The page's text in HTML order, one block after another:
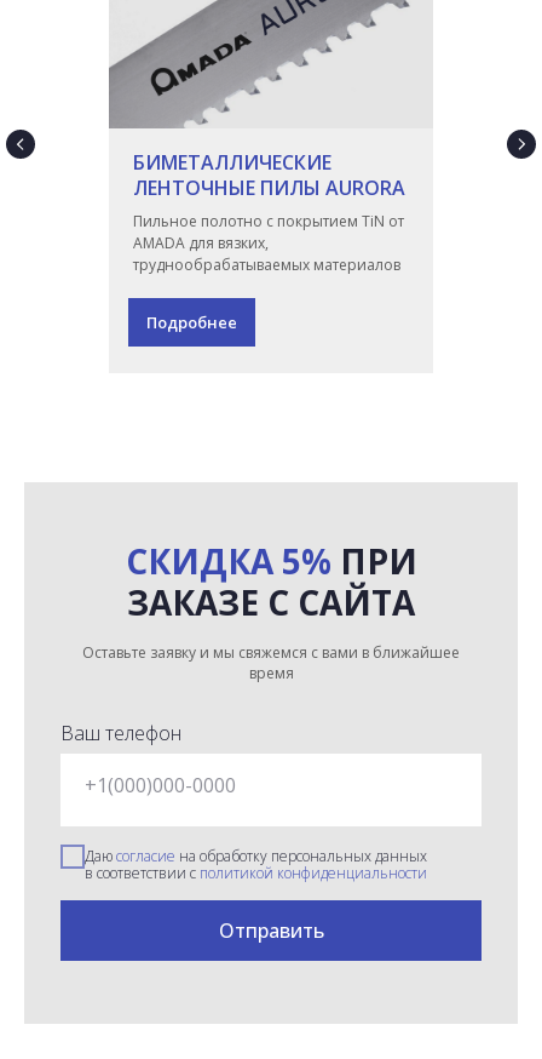
БИМЕТАЛЛИЧЕСКИЕ
ЛЕНТОЧНЫЕ ПИЛЫ AURORA
Пильное полотно с покрытием TiN от
AMADA для вязких,
труднообрабатываемых материалов
Подробнее
СКИДКА 5% ПРИ
ЗАКАЗЕ С САЙТА
Оставьте заявку и мы свяжемся с вами в ближайшее
время
Ваш телефон
+1(000)000-0000
Даюсогласие на обработку персональных данных
в соответствии с политикой конфиденциальности
Отправить